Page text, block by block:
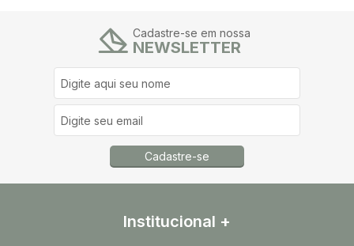
Cadastre-se em nossa
NEWSLETTER
Cadastre-se
Institucional